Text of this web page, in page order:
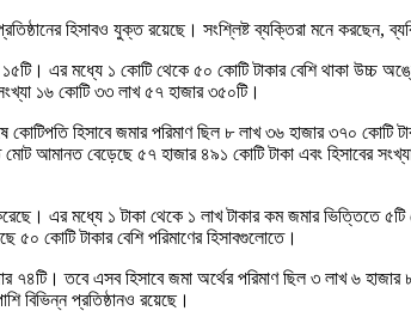
হিসাবও যুক্ত রয়েছে। সংশ্লিষ্ট ব্যক্তিরা মনে করছেন,
এর মধ্যে ১ কোটি থেকে ৫০ কোটি টাকার বেশি থাকা উচ্চ
১৬ কোটি ৩৩ লাখ ৫৭ হাজার ৩৫০টি।
হিসাবে জমার পরিমাণ ছিল ৮ লাখ ৩৬ হাজার ৩৭০ কোটি
আমানত বেড়েছে ৫৭ হাজার ৪৯১ কোটি টাকা এবং হিসাবের
এর মধ্যে ১ টাকা থেকে ১ লাখ টাকার কম জমার ভিত্তিতে
৫০ কোটি টাকার বেশি পরিমাণের হিসাবগুলোতে।
৭৪টি। তবে এসব হিসাবে জমা অর্থের পরিমাণ ছিল ৩ লাখ ৬
বিভিন্ন প্রতিষ্ঠানও রয়েছে।